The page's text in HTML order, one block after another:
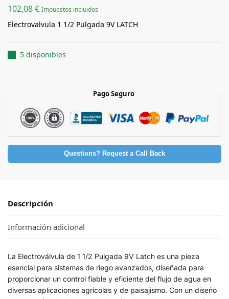
102,08€ Impuestos incluidos
Electrovalvula 1 1/2 Pulgada 9V LATCH
5 disponibles
Pago Seguro
Questions? Request a Call Back
Descripción
Información adicional
La Electroválvula de 1 1/2 Pulgada 9V Latch es una pieza
esencial para sistemas de riego avanzados, diseñada para
proporcionar un control fiable y eficiente del flujo de agua en
diversas aplicaciones agrícolas y de paisajismo. Con un diseño